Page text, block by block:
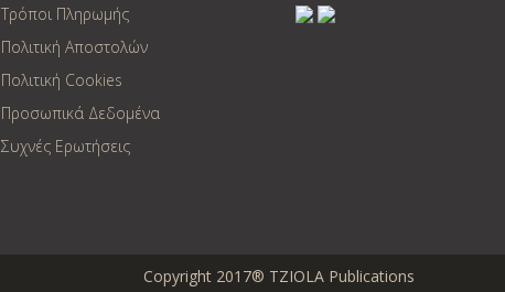
Τρόποι Πληρωμής
Πολιτική Αποστολών
Πολιτική Cookies
Προσωπικά Δεδομένα
Συχνές Ερωτήσεις
Copyright 2017® TZIOLA Publications